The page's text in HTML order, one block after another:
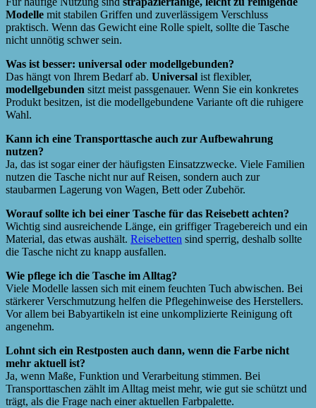
Modelle mit stabilen Griffen und zuverlässigem Verschluss
praktisch. Wenn das Gewicht eine Rolle spielt, sollte die Tasche
nicht unnötig schwer sein.
Was ist besser: universal oder modellgebunden?
Das hängt von Ihrem Bedarf ab. Universal ist flexibler,
modellgebunden sitzt meist passgenauer. Wenn Sie ein konkretes
Produkt besitzen, ist die modellgebundene Variante oft die ruhigere
Wahl.
Kann ich eine Transporttasche auch zur Aufbewahrung
nutzen?
Ja, das ist sogar einer der häufigsten Einsatzzwecke. Viele Familien
nutzen die Tasche nicht nur auf Reisen, sondern auch zur
staubarmen Lagerung von Wagen, Bett oder Zubehör.
Worauf sollte ich bei einer Tasche für das Reisebett achten?
Wichtig sind ausreichende Länge, ein griffiger Tragebereich und ein
Material, das etwas aushält. Reisebetten sind sperrig, deshalb sollte
die Tasche nicht zu knapp ausfallen.
Wie pflege ich die Tasche im Alltag?
Viele Modelle lassen sich mit einem feuchten Tuch abwischen. Bei
stärkerer Verschmutzung helfen die Pflegehinweise des Herstellers.
Vor allem bei Babyartikeln ist eine unkomplizierte Reinigung oft
angenehm.
Lohnt sich ein Restposten auch dann, wenn die Farbe nicht
mehr aktuell ist?
Ja, wenn Maße, Funktion und Verarbeitung stimmen. Bei
Transporttaschen zählt im Alltag meist mehr, wie gut sie schützt und
trägt, als die Frage nach einer aktuellen Farbpalette.